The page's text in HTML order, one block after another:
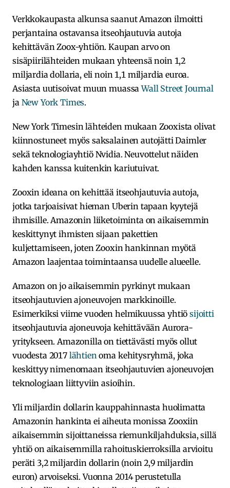
Verkkokaupasta alkunsa saanut Amazon ilmoitti
perjantaina ostavansa itseohjautuvia autoja
kehittävän Zoox-yhtiön. Kaupan arvo on
sisäpiirilähteiden mukaan yhteensä noin 1,2
miljardia dollaria, eli noin 1,1 miljardia euroa.
Asiasta uutisoivat muun muassaWall Street Journal
ja New York Times.
New York Timesin lähteiden mukaan Zooxista olivat
kiinnostuneet myös saksalainen autojätti Daimler
sekä teknologiayhtiö Nvidia. Neuvottelut näiden
kahden kanssa kuitenkin kariutuivat.
Zooxin ideana on kehittää itseohjautuvia autoja,
jotka tarjoaisivat hieman Uberin tapaan kyytejä
ihmisille. Amazonin liiketoiminta on aikaisemmin
keskittynyt ihmisten sijaan pakettien
kuljettamiseen, joten Zooxin hankinnan myötä
Amazon laajentaa toimintaansa uudelle alueelle.
Amazon on jo aikaisemmin pyrkinyt mukaan
itseohjautuvien ajoneuvojen markkinoille.
Esimerkiksi viime vuoden helmikuussa yhtiösijoitti
itseohjautuvia ajoneuvoja kehittävään Aurora-
yritykseen. Amazonilla on tiettävästi myös ollut
vuodesta 2017 lähtien oma kehitysryhmä, joka
keskittyy nimenomaan itseohjautuvien ajoneuvojen
teknologiaan liittyviin asioihin.
Yli miljardin dollarin kauppahinnasta huolimatta
Amazonin hankinta ei aiheuta monissa Zooxiin
aikaisemmin sijoittaneissa riemunkiljahduksia, sillä
yhtiö on aikaisemmilla rahoituskierroksilla arvioitu
peräti 3,2 miljardin dollarin (noin 2,9 miljardin
euron) arvoiseksi. Vuonna 2014 perustetulla